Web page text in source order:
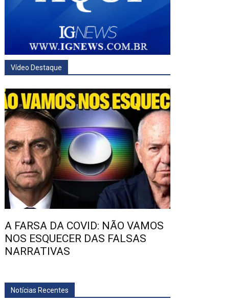
Vídeo Destaque
A FARSA DA COVID: NÃO VAMOS
NOS ESQUECER DAS FALSAS
NARRATIVAS
Notícias Recentes